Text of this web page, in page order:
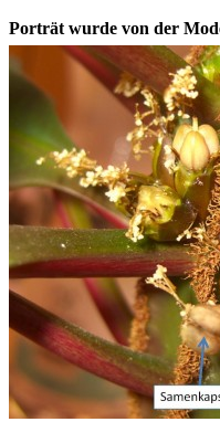
Porträt wurde von der